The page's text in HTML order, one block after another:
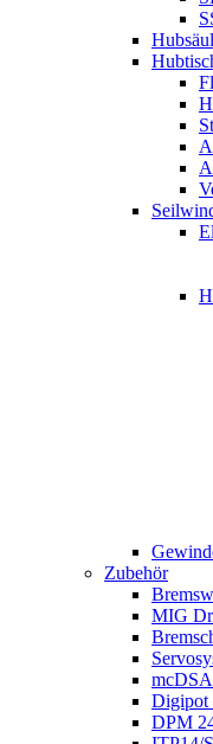
Zubehör
MIG
Digipot
DPM